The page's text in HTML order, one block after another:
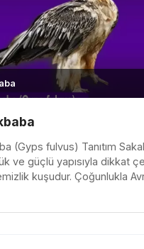
(Gyps fulvus) Tanıtım
ve güçlü yapısıyla dikkat
kuşudur. Çoğunlukla